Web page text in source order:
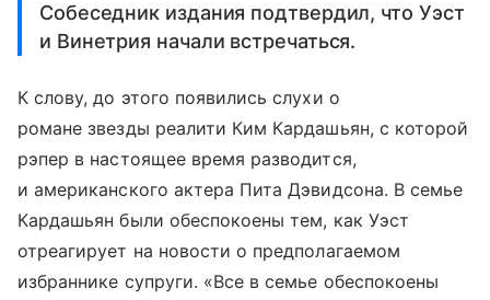
Собеседник издания подтвердил, что Уэст
и Винетрия начали встречаться.
К слову, до этого появились слухи о
романе звезды реалити Ким Кардашьян, с которой
рэпер в настоящее время разводится,
и американского актера Пита Дэвидсона. В семье
Кардашьян были обеспокоены тем, как Уэст
отреагирует на новости о предполагаемом
избраннике супруги. «Все в семье обеспокоены